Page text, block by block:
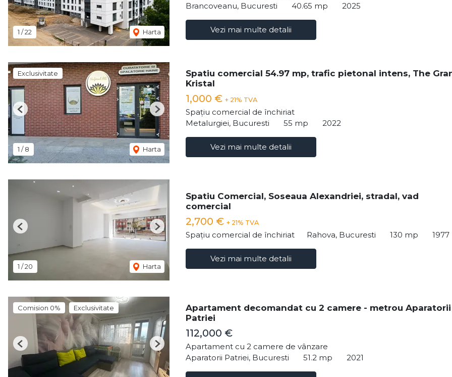
1 /22 Harta
Brancoveanu, Bucuresti
40.65 mp 2025
Vezi mai multe detalii
Exclusivitate
1 /8 Harta
Previous Next
Spatiu comercial 54.97 mp, trafic pietonal intens, The
Kristal
1,000 € + 21% TVA
Spațiu comercial de închiriat
Metalurgiei, Bucuresti
55 mp 2022
Vezi mai multe detalii
1 /20 Harta
Previous Next
Spatiu Comercial, Soseaua Alexandriei, stradal, vad
comercial
2,700 € + 21% TVA
Spațiu comercial de închiriat Rahova, Bucuresti 130 mp 1977
Vezi mai multe detalii
Comision 0% Exclusivitate
Previous Next
Apartament decomandat cu 2 camere - metrou Aparatorii
Patriei
112,000 €
Apartament cu 2 camere de vânzare
Aparatorii Patriei, Bucuresti
51.2 mp 2021